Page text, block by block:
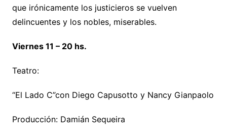
que irónicamente los justicieros se vuelven
delincuentes y los nobles, miserables.
Viernes 11 – 20 hs.
Teatro:
“El Lado C”con Diego Capusotto y Nancy Gianpaolo
Producción: Damián Sequeira